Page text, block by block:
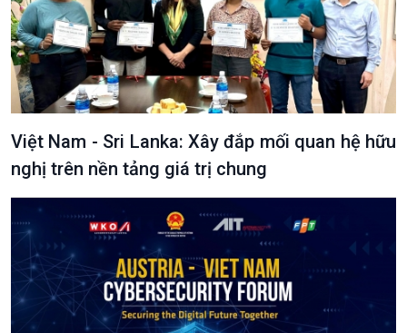
Việt Nam - Sri Lanka: Xây đắp mối quan hệ hữu
nghị trên nền tảng giá trị chung